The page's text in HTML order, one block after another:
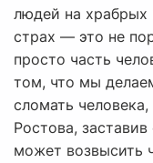
людей на храбрых
страх — это не
просто часть
том, что мы
сломать
Ростова,
может возвысить